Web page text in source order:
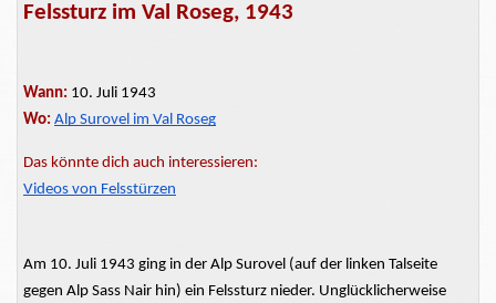
Felssturz im Val Roseg, 1943
Wann: 10. Juli 1943
Wo: Alp Surovel im Val Roseg
Das könnte dich auch interessieren:
Videos von Felsstürzen
Am 10. Juli 1943 ging in der Alp Surovel (auf der linken Talseite
gegen Alp Sass Nair hin) ein Felssturz nieder. Unglücklicherweise